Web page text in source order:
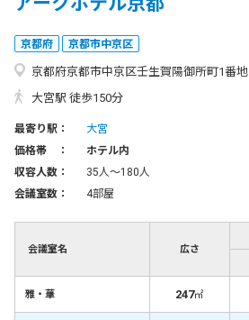
京都府 京都市中京区
京都府京都市中京区壬生賀陽御所町1番地
大宮駅 徒歩150分
最寄り駅：
大宮
価格帯 ：
ホテル内
収容人数：
35人〜180人
会議室数：
4部屋
会議室名 広さ
雅・華 247㎡